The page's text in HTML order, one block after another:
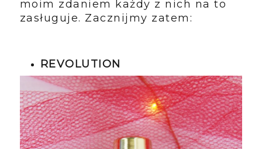
moim zdaniem każdy z nich na to
zasługuje. Zacznijmy zatem:
REVOLUTION